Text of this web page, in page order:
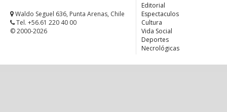
Waldo Seguel 636, Punta Arenas, Chile
Tel. +56.61 220 40 00
© 2000-2026
Editorial
Espectaculos
Cultura
Vida Social
Deportes
Necrológicas